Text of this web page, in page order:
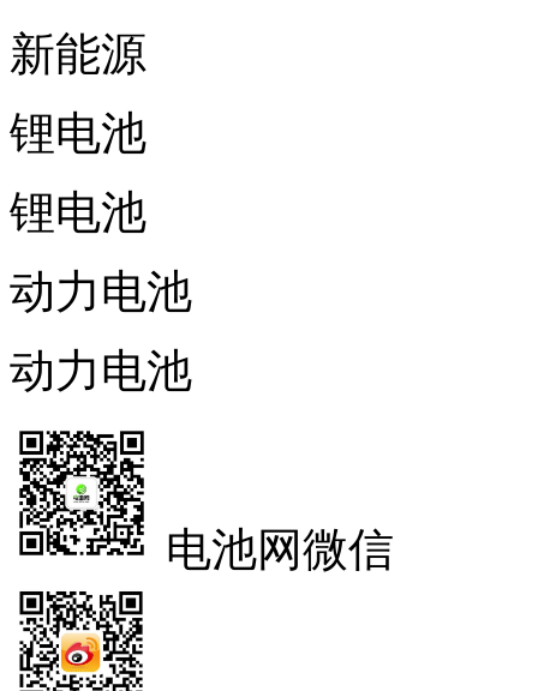
新能源
锂电池
锂电池
动力电池
动力电池
电池网微信